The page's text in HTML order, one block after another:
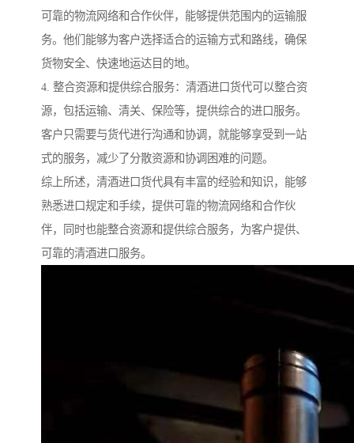
可靠的物流网络和合作伙伴，能够提供范围内的运输服
务。他们能够为客户选择适合的运输方式和路线，确保
货物安全、快速地运达目的地。
4. 整合资源和提供综合服务：清酒进口货代可以整合资
源，包括运输、清关、保险等，提供综合的进口服务。
客户只需要与货代进行沟通和协调，就能够享受到一站
式的服务，减少了分散资源和协调困难的问题。
综上所述，清酒进口货代具有丰富的经验和知识，能够
熟悉进口规定和手续，提供可靠的物流网络和合作伙
伴，同时也能整合资源和提供综合服务，为客户提供、
可靠的清酒进口服务。